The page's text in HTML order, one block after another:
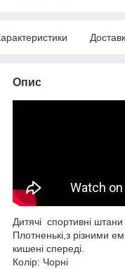
Опис
Дитячі спортивні штани
Плотненькі,з різними
кишені спереді.
Колір: Чорні